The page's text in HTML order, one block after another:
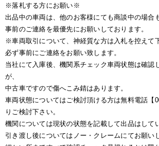
※落札する方にお願い※
出品中の車両は、他のお客様にても商談中の場合
事前のご連絡を最優先にお願いしております。
※車両取引について、神経質な方は入札を控えて
必ず事前にご連絡をお願い致します。
当社にて入庫後、機関系チェック車両状態は確認
が、
中古車ですので傷へこみ錆はあります。
車両状態についてはご検討頂ける方は無料電話【
りご検討下さい。
機関については現状の状態を記載して出品はして
引き渡し後についてはノー・クレームにてお願い